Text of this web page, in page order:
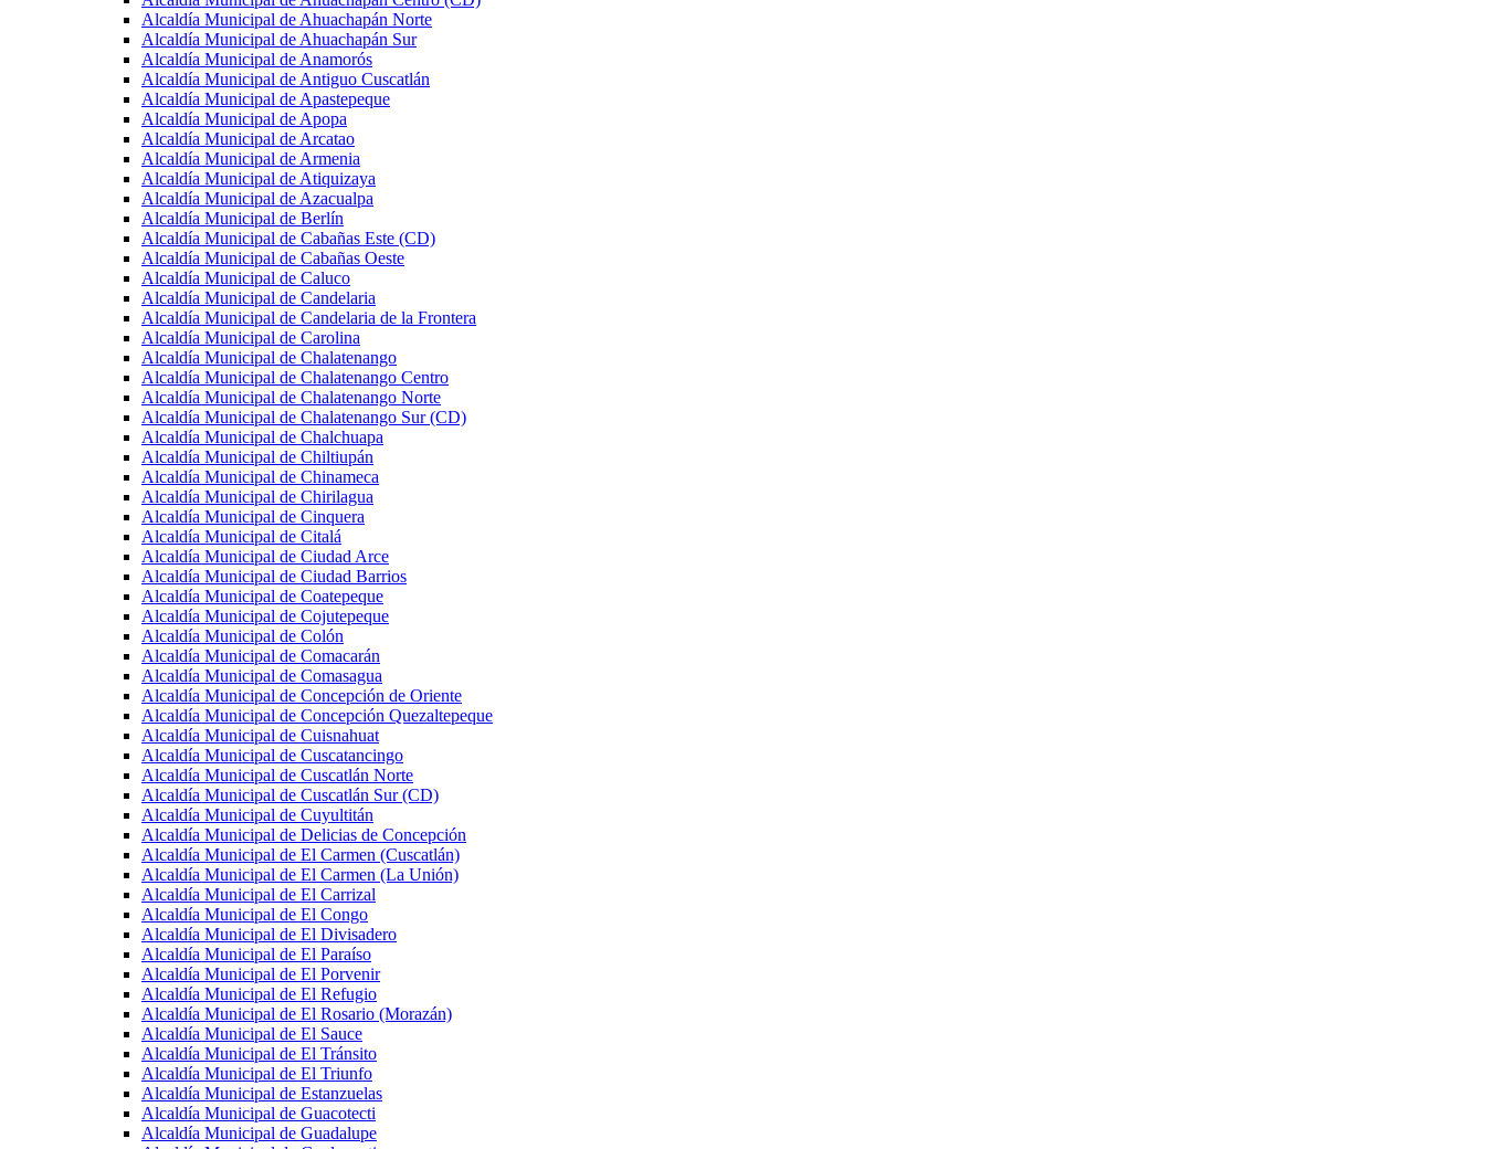
Alcaldía Municipal de Ahuachapán Norte
Alcaldía Municipal de Ahuachapán Sur
Alcaldía Municipal de Anamorós
Alcaldía Municipal de Antiguo Cuscatlán
Alcaldía Municipal de Apastepeque
Alcaldía Municipal de Apopa
Alcaldía Municipal de Arcatao
Alcaldía Municipal de Armenia
Alcaldía Municipal de Atiquizaya
Alcaldía Municipal de Azacualpa
Alcaldía Municipal de Berlín
Alcaldía Municipal de Cabañas Este (CD)
Alcaldía Municipal de Cabañas Oeste
Alcaldía Municipal de Caluco
Alcaldía Municipal de Candelaria
Alcaldía Municipal de Candelaria de la Frontera
Alcaldía Municipal de Carolina
Alcaldía Municipal de Chalatenango
Alcaldía Municipal de Chalatenango Centro
Alcaldía Municipal de Chalatenango Norte
Alcaldía Municipal de Chalatenango Sur (CD)
Alcaldía Municipal de Chalchuapa
Alcaldía Municipal de Chiltiupán
Alcaldía Municipal de Chinameca
Alcaldía Municipal de Chirilagua
Alcaldía Municipal de Cinquera
Alcaldía Municipal de Citalá
Alcaldía Municipal de Ciudad Arce
Alcaldía Municipal de Ciudad Barrios
Alcaldía Municipal de Coatepeque
Alcaldía Municipal de Cojutepeque
Alcaldía Municipal de Colón
Alcaldía Municipal de Comacarán
Alcaldía Municipal de Comasagua
Alcaldía Municipal de Concepción de Oriente
Alcaldía Municipal de Concepción Quezaltepeque
Alcaldía Municipal de Cuisnahuat
Alcaldía Municipal de Cuscatancingo
Alcaldía Municipal de Cuscatlán Norte
Alcaldía Municipal de Cuscatlán Sur (CD)
Alcaldía Municipal de Cuyultitán
Alcaldía Municipal de Delicias de Concepción
Alcaldía Municipal de El Carmen (Cuscatlán)
Alcaldía Municipal de El Carmen (La Unión)
Alcaldía Municipal de El Carrizal
Alcaldía Municipal de El Congo
Alcaldía Municipal de El Divisadero
Alcaldía Municipal de El Paraíso
Alcaldía Municipal de El Porvenir
Alcaldía Municipal de El Refugio
Alcaldía Municipal de El Rosario (Morazán)
Alcaldía Municipal de El Sauce
Alcaldía Municipal de El Tránsito
Alcaldía Municipal de El Triunfo
Alcaldía Municipal de Estanzuelas
Alcaldía Municipal de Guacotecti
Alcaldía Municipal de Guadalupe